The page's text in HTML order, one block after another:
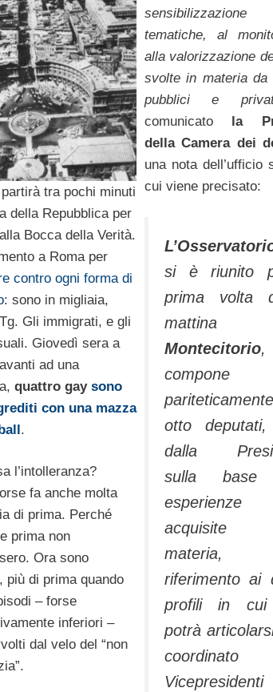
tematiche, al
alla valorizzazione
svolte in materia da
pubblici e
comunicato la
della Camera dei
una nota dell’ufficio
cui viene precisato:
si è riunito
prima volta
Montecitorio
compone
otto
dalla
sulla base
acquisite
materia,
riferimento ai
profili in cui
potrà
tra pochi minuti
della Repubblica per
Bocca della Verità.
a Roma per
contro ogni forma di
: sono in migliaia,
Gli immigrati, e gli
Giovedì sera a
ad una
quattro gay sono
con una mazza
.
l’intolleranza?
fa anche molta
di prima. Perché
prima non
Ora sono
più di prima quando
– forse
inferiori –
dal velo del “non